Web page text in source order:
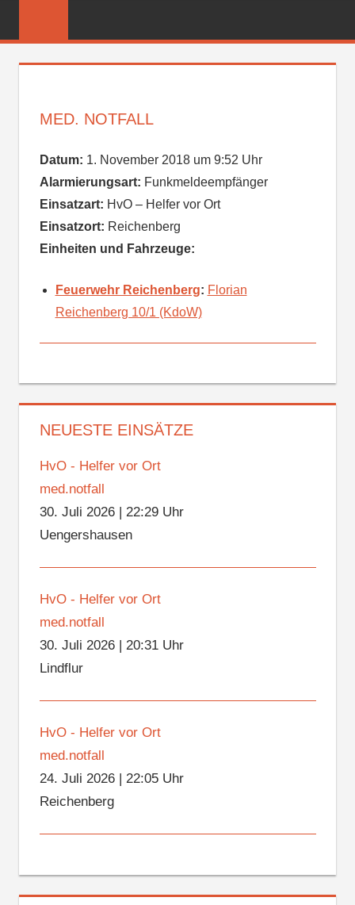
FEUERWEHR
MED. NOTFALL
Datum: 1. November 2018 um 9:52 Uhr
Alarmierungsart: Funkmeldeempfänger
Einsatzart: HvO – Helfer vor Ort
Einsatzort: Reichenberg
Einheiten und Fahrzeuge:
Feuerwehr Reichenberg: Florian
Reichenberg 10/1 (KdoW)
NEUESTE EINSÄTZE
HvO - Helfer vor Ort
med.notfall
30. Juli 2026| 22:29 Uhr
Uengershausen
HvO - Helfer vor Ort
med.notfall
30. Juli 2026| 20:31 Uhr
Lindflur
HvO - Helfer vor Ort
med.notfall
24. Juli 2026| 22:05 Uhr
Reichenberg